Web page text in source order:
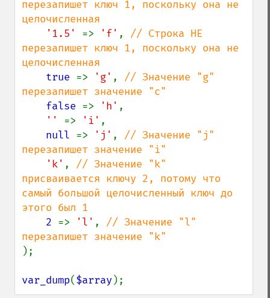
перезапишет ключ 1, поскольку она не
целочисленная
'1.5' => 'f' , // Строка НЕ
перезапишет ключ 1, поскольку она не
целочисленная
true => 'g' , // Значение "g"
перезапишет значение "c"
false => 'h' ,
'' => 'i' ,
null => 'j' , // Значение "j"
перезапишет значение "i"
'k' , // Значение "k"
присваивается ключу 2, потому что
самый большой целочисленный ключ до
этого был 1
2 => 'l' , // Значение "l"
);
var_dump($array);